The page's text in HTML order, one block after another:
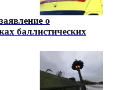
о
баллистических